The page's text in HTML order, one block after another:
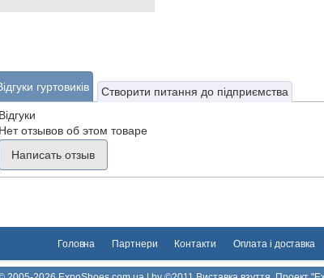
гуртовиків
Створити питання до підприємства
Відгуки
Нет отзывов об этом товаре
Написать отзыв
Головна Партнери Контакти Оплата і доставка